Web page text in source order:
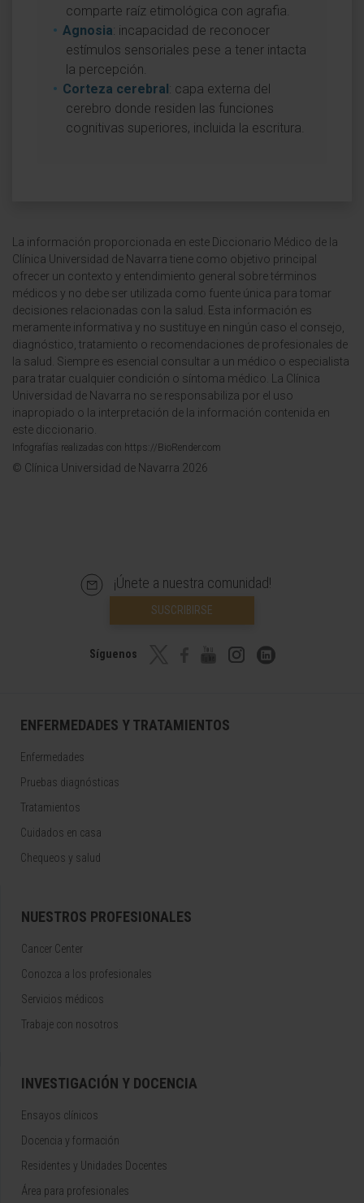
comparte raíz etimológica con agrafia.
Agnosia: incapacidad de reconocer
estímulos sensoriales pese a tener intacta
la percepción.
Corteza cerebral: capa externa del
cerebro donde residen las funciones
cognitivas superiores, incluida la escritura.
La información proporcionada en este Diccionario Médico de la
Clínica Universidad de Navarra tiene como objetivo principal
ofrecer un contexto y entendimiento general sobre términos
médicos y no debe ser utilizada como fuente única para tomar
decisiones relacionadas con la salud. Esta información es
meramente informativa y no sustituye en ningún caso el consejo,
diagnóstico, tratamiento o recomendaciones de profesionales de
la salud. Siempre es esencial consultar a un médico o especialista
para tratar cualquier condición o síntoma médico. La Clínica
Universidad de Navarra no se responsabiliza por el uso
inapropiado o la interpretación de la información contenida en
este diccionario.
Infografías realizadas con https://BioRender.com
© Clínica Universidad de Navarra 2026
¡Únete a nuestra comunidad!
SUSCRIBIRSE
Síguenos
ENFERMEDADES Y TRATAMIENTOS
Enfermedades
Pruebas diagnósticas
Tratamientos
Cuidados en casa
Chequeos y salud
NUESTROS PROFESIONALES
Cancer Center
Conozca a los profesionales
Servicios médicos
Trabaje con nosotros
INVESTIGACIÓN Y DOCENCIA
Ensayos clínicos
Docencia y formación
Residentes y Unidades Docentes
Área para profesionales